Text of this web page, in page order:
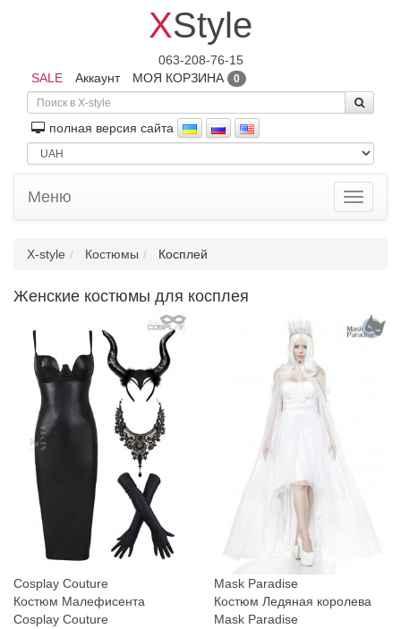
XStyle
063-208-76-15
SALE
Аккаунт МОЯ КОРЗИНА 0
полная версия сайта
Toggle
Меню
X-style Костюмы Косплей
Женские костюмы для косплея
Cosplay Couture
Костюм Малефисента
Cosplay Couture
Mask Paradise
Костюм Ледяная королева
Mask Paradise